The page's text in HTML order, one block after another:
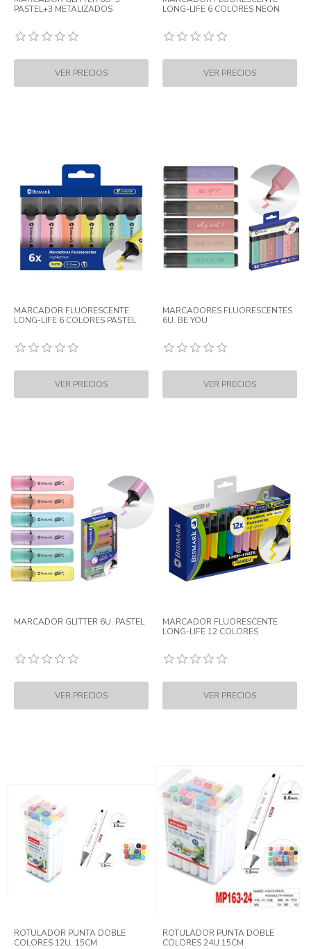
PASTEL+3 METALIZADOS
LONG-LIFE 6 COLORES NEON
MARCADOR FLUORESCENTE
LONG-LIFE 6 COLORES PASTEL
MARCADORES FLUORESCENTES
6U. BE YOU
MARCADOR GLITTER 6U. PASTEL
MARCADOR FLUORESCENTE
LONG-LIFE 12 COLORES
ROTULADOR PUNTA DOBLE
COLORES 12U. 15CM
ROTULADOR PUNTA DOBLE
COLORES 24U.15CM